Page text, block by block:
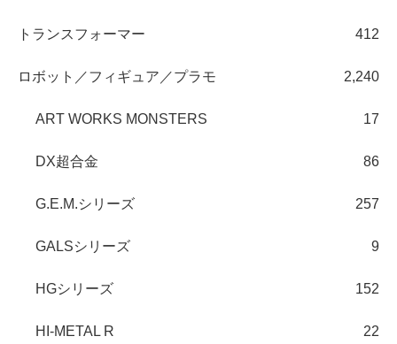
トランスフォーマー 412
ロボット／フィギュア／プラモ 2,240
ART WORKS MONSTERS 17
DX超合金 86
G.E.M.シリーズ 257
GALSシリーズ 9
HGシリーズ 152
HI-METAL R 22